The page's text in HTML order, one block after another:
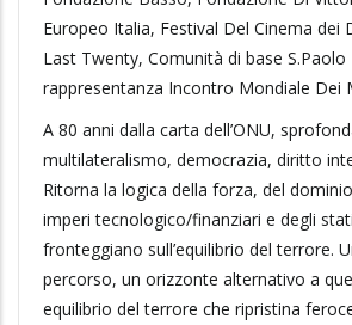
Europeo Italia, Festival Del Cinema dei
Last Twenty, Comunità di base S.Paolo
rappresentanza Incontro Mondiale Dei
A 80 anni dalla carta dell’ONU,
multilateralismo, democrazia, diritto
Ritorna la logica della forza, del
imperi tecnologico/finanziari e degli
fronteggiano sull’equilibrio del terrore.
percorso, un orizzonte alternativo a
equilibrio del terrore che ripristina